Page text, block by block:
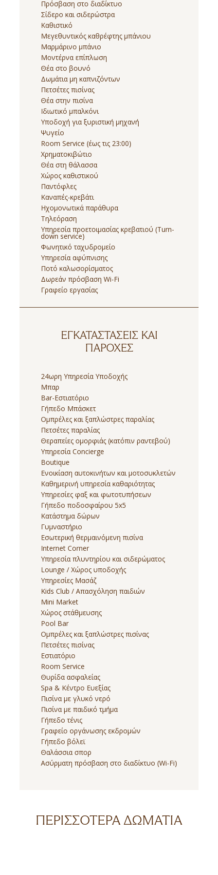
Πρόσβαση στο διαδίκτυο
Σίδερο και σιδερώστρα
Καθιστικό
Μεγεθυντικός καθρέφτης μπάνιου
Μαρμάρινο μπάνιο
Μοντέρνα επίπλωση
Θέα στο βουνό
Δωμάτια μη καπνιζόντων
Πετσέτες πισίνας
Θέα στην πισίνα
Ιδιωτικό μπαλκόνι
Υποδοχή για ξυριστική μηχανή
Ψυγείο
Room Service (έως τις 23:00)
Χρηματοκιβώτιο
Θέα στη θάλασσα
Χώρος καθιστικού
Παντόφλες
Καναπές-κρεβάτι
Ηχομονωτικά παράθυρα
Τηλεόραση
Υπηρεσία προετοιμασίας κρεβατιού (Turn-
down service)
Φωνητικό ταχυδρομείο
Υπηρεσία αφύπνισης
Ποτό καλωσορίσματος
Δωρεάν πρόσβαση Wi-Fi
Γραφείο εργασίας
ΕΓΚΑΤΑΣΤΆΣΕΙΣ ΚΑΙ
ΠΑΡΟΧΈΣ
24ωρη Υπηρεσία Υποδοχής
Μπαρ
Bar-Εστιατόριο
Γήπεδο Μπάσκετ
Ομπρέλες και ξαπλώστρες παραλίας
Πετσέτες παραλίας
Θεραπείες ομορφιάς (κατόπιν ραντεβού)
Υπηρεσία Concierge
Boutique
Ενοικίαση αυτοκινήτων και μοτοσυκλετών
Καθημερινή υπηρεσία καθαριότητας
Υπηρεσίες φαξ και φωτοτυπήσεων
Γήπεδο ποδοσφαίρου 5x5
Κατάστημα δώρων
Γυμναστήριο
Εσωτερική θερμαινόμενη πισίνα
Internet Corner
Υπηρεσία πλυντηρίου και σιδερώματος
Lounge / Χώρος υποδοχής
Υπηρεσίες Μασάζ
Kids Club / Απασχόληση παιδιών
Mini Market
Χώρος στάθμευσης
Pool Bar
Ομπρέλες και ξαπλώστρες πισίνας
Πετσέτες πισίνας
Εστιατόριο
Room Service
Θυρίδα ασφαλείας
Spa & Κέντρο Ευεξίας
Πισίνα με γλυκό νερό
Πισίνα με παιδικό τμήμα
Γήπεδο τένις
Γραφείο οργάνωσης εκδρομών
Γήπεδο βόλεϊ
Θαλάσσια σπορ
Ασύρματη πρόσβαση στο διαδίκτυο (Wi-Fi)
ΠΕΡΙΣΣΌΤΕΡΑ ΔΩΜΆΤΙΑ